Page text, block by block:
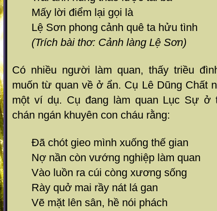
Mấy lời điểm lại gọi là
Lệ Sơn phong cảnh quê ta hửu tình
(Trích bài thơ: Cảnh làng Lệ Sơn)
Có nhiều người làm quan, thấy triều
muốn từ quan về ở ẩn. Cụ Lê Dũng Chất
một ví dụ. Cụ đang làm quan Lục Sự ở
chán ngán khuyên con cháu rằng:
Đã chót gieo mình xuống thế gian
Nợ nần còn vướng nghiệp làm quan
Vào luồn ra cúi còng xương sống
Rày quở mai rầy nát lá gan
Vẽ mặt lên sân, hề nói phách